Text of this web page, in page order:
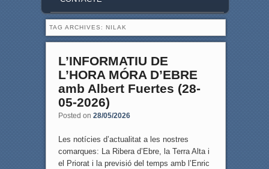
TAG ARCHIVES: NILAK
L’INFORMATIU DE
L’HORA MÓRA D’EBRE
amb Albert Fuertes (28-
05-2026)
Posted on 28/05/2026
Les notícies d’actualitat a les nostres
comarques: La Ribera d’Ebre, la Terra Alta i
el Priorat i la previsió del temps amb l’Enric